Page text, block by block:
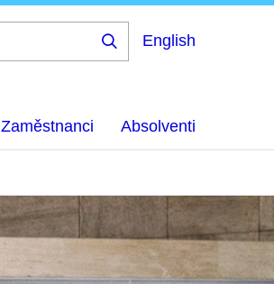
English
Zaměstnanci Absolventi